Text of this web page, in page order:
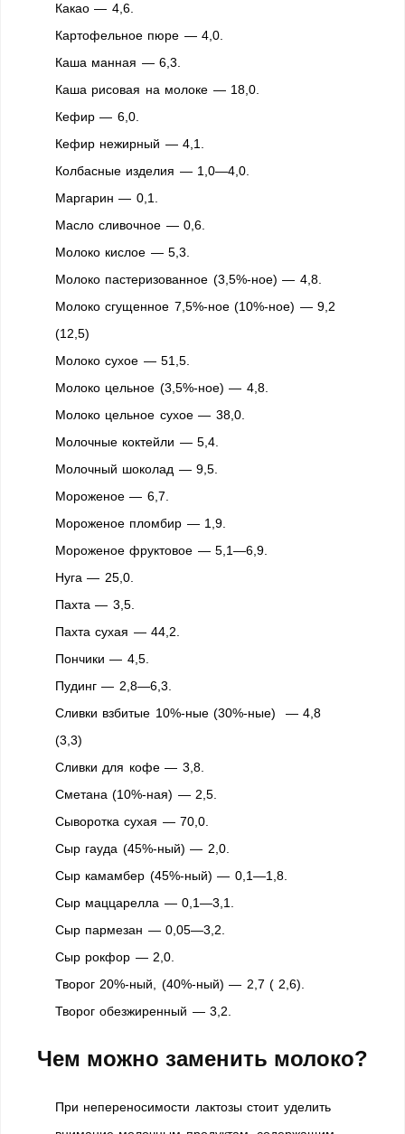
Какао — 4,6.
Картофельное пюре — 4,0.
Каша манная — 6,3.
Каша рисовая на молоке — 18,0.
Кефир — 6,0.
Кефир нежирный — 4,1.
Колбасные изделия — 1,0—4,0.
Маргарин — 0,1.
Масло сливочное — 0,6.
Молоко кислое — 5,3.
Молоко пастеризованное (3,5%-ное) — 4,8.
Молоко сгущенное 7,5%-ное (10%-ное) — 9,2
(12,5)
Молоко сухое — 51,5.
Молоко цельное (3,5%-ное) — 4,8.
Молоко цельное сухое — 38,0.
Молочные коктейли — 5,4.
Молочный шоколад — 9,5.
Мороженое — 6,7.
Мороженое пломбир — 1,9.
Мороженое фруктовое — 5,1—6,9.
Нуга — 25,0.
Пахта — 3,5.
Пахта сухая — 44,2.
Пончики — 4,5.
Пудинг — 2,8—6,3.
Сливки взбитые 10%-ные (30%-ные) — 4,8
(3,3)
Сливки для кофе — 3,8.
Сметана (10%-ная) — 2,5.
Сыворотка сухая — 70,0.
Сыр гауда (45%-ный) — 2,0.
Сыр камамбер (45%-ный) — 0,1—1,8.
Сыр маццарелла — 0,1—3,1.
Сыр пармезан — 0,05—3,2.
Сыр рокфор — 2,0.
Творог 20%-ный, (40%-ный) — 2,7 ( 2,6).
Творог обезжиренный — 3,2.
Чем можно заменить молоко?
При непереносимости лактозы стоит уделить